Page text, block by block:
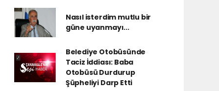
Nasıl isterdim mutlu bir
güne uyanmayı...
Belediye Otobüsünde
Taciz İddiası: Baba
Otobüsü Durdurup
Şüpheliyi Darp Etti